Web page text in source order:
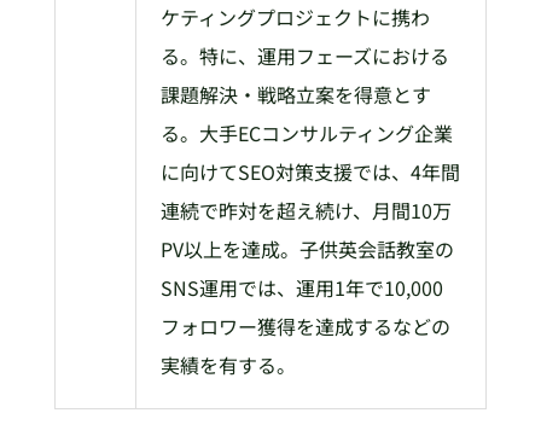
ケティングプロジェクトに携わ
る。特に、運用フェーズにおける
課題解決・戦略立案を得意とす
る。大手ECコンサルティング企業
に向けてSEO対策支援では、4年間
連続で昨対を超え続け、月間10万
PV以上を達成。子供英会話教室の
SNS運用では、運用1年で10,000
フォロワー獲得を達成するなどの
実績を有する。